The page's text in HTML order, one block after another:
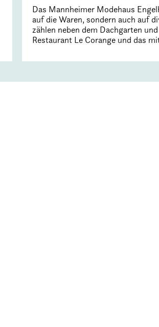
Das Mannheimer Modehaus
auf die Waren, sondern auch auf
zählen neben dem Dachgarten
Restaurant Le Corange und das